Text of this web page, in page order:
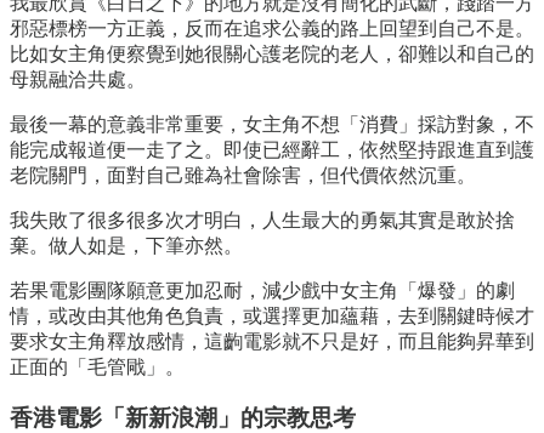
邪惡標榜一方正義，反而在追求公義的路上回望到自己不是。
比如女主角便察覺到她很關心護老院的老人，卻難以和自己的
母親融洽共處。
最後一幕的意義非常重要，女主角不想「消費」採訪對象，不
能完成報道便一走了之。即使已經辭工，依然堅持跟進直到護
老院關門，面對自己雖為社會除害，但代價依然沉重。
我失敗了很多很多次才明白，人生最大的勇氣其實是敢於捨
棄。做人如是，下筆亦然。
若果電影團隊願意更加忍耐，減少戲中女主角「爆發」的劇
情，或改由其他角色負責，或選擇更加蘊藉，去到關鍵時候才
要求女主角釋放感情，這齣電影就不只是好，而且能夠昇華到
正面的「毛管戙」。
香港電影「新新浪潮」的宗教思考